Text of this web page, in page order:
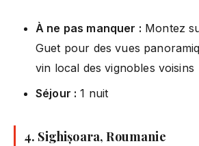
À ne pas manquer : Montez
Guet pour des vues
vin local des vignobles voisins
Séjour : 1 nuit
4. Sighișoara, Roumanie